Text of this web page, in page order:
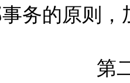
务的原则
第